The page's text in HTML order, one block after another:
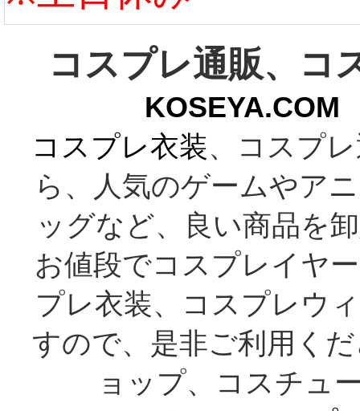
コスプレ通販、コ
コスプレ衣装、コスプ
ら、人気のゲームやア
ッグなど、良い商品を
お値段でコスプレイヤ
プレ衣装、コスプレウ
すので、是非ご利用く
ョップ、コスチュ